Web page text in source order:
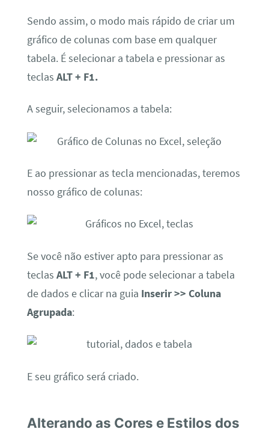
Sendo assim, o modo mais rápido de criar um
gráfico de colunas com base em qualquer
tabela. É selecionar a tabela e pressionar as
teclas ALT + F1.
A seguir, selecionamos a tabela:
E ao pressionar as tecla mencionadas, teremos
nosso gráfico de colunas:
Se você não estiver apto para pressionar as
teclas ALT + F1, você pode selecionar a tabela
de dados e clicar na guia Inserir >> Coluna
Agrupada:
E seu gráfico será criado.
Alterando as Cores e Estilos dos